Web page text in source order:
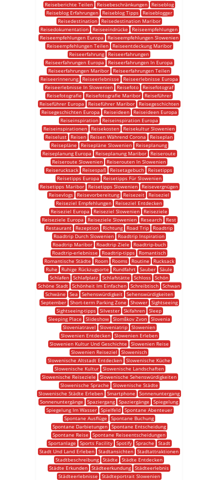
Reiseberichte Teilen
Reisebeschränkungen
Reiseblog
Reiseblog Erfahrungen
Reiseblog Tipps
Reiseblogger
Reisedestination
Reisedestination Maribor
Reisedokumentation
Reiseeindrücke
Reiseempfehlungen
Reiseempfehlungen Europa
Reiseempfehlungen Slowenien
Reiseempfehlungen Teilen
Reiseentdeckung Maribor
Reiseerfahrung
Reiseerfahrungen
Reiseerfahrungen Europa
Reiseerfahrungen In Europa
Reiseerfahrungen Maribor
Reiseerfahrungen Teilen
Reiseerinnerung
Reiseerlebnisse
Reiseerlebnisse Europa
Reiseerlebnisse In Slowenien
Reisefoto
Reisefotograf
Reisefotografie
Reisefotografie Maribor
Reiseführer
Reiseführer Europa
Reiseführer Maribor
Reisegeschichten
Reisegeschichten Europa
Reiseideen
Reiseideen Europa
Reiseinspiration
Reiseinspiration Europa
Reiseinspirationen
Reisekosten
Reisekultur Slowenien
Reiselust
Reisen Reisen Während Corona
Reiseplan
Reisepläne
Reisepläne Slowenien
Reiseplanung
Reiseplanung Europa
Reiseplanung Maribor
Reiseroute
Reiseroute Slowenien
Reiserouten In Slowenien
Reiserucksack
Reisespaß Reisetagebuch
Reisetipps
Reisetipps Europa
Reisetipps Für Slowenien
Reisetipps Maribor
Reisetipps Slowenien
Reisevergnügen
Reisevlogs
Reisevorbereitung Reisezeit
Reiseziel
Reiseziel Empfehlungen
Reiseziel Entdecken
Reiseziel Europa
Reiseziel Slowenien
Reiseziele
Reiseziele Europa
Reiseziele Slowenien Research
Rest
Restaurant
Rezeption Richtung Road Trip
Roadtrip
Roadtrip Durch Slowenien
Roadtrip Inspiration
Roadtrip Maribor
Roadtrip Ziele
Roadtrip-buch
Roadtrip-erlebnisse
Roadtrip-tipps
Romantisch
Romantische Städte
Room Rooms Routine
Rucksack
Ruhe
Ruhige Rückzugsorte Rundfahrt Sauber Säule
Schlafen Schlafplatz Schlafstätte Schloss Schön
Schöne Stadt Schönheit Im Einfachen Schreibtisch Schwan
Schwäne
Sea Sehenswürdigkeit
Sehenswürdigkeiten
September
Short-term Parking Zone Shower
Sightseeing
Sightseeing-tipps Silvester Skifahren Sleep
Sleeping Place
Slideshow Slomškov Zvon
Slovenia
Sloveniatravel
Sloveniatrip Slowenien
Slowenien Entdecken
Slowenien Erleben
Slowenien Kultur Und Geschichte
Slowenien Reise
Slowenien Reiseziel
Slowenisch
Slowenische Altstadt Entdecken Slowenische Küche
Slowenische Kultur
Slowenische Landschaften
Slowenische Reiseziele
Slowenische Sehenswürdigkeiten
Slowenische Sprache
Slowenische Städte
Slowenische Städte Erleben Smartphone
Sonnenuntergang
Sonnenuntergänge
Spaziergang Spaziergänge
Spiegelung
Spiegelung Im Wasser
Spielfeld
Spontane Abenteuer
Spontane Ausflüge
Spontane Buchung
Spontane Darbietungen
Spontane Entscheidung
Spontane Reise
Spontane Reiseentscheidungen
Sportanlage
Sports Facility Spotify Sprache
Stadt
Stadt Und Land Erleben Stadtansichten Stadtattraktionen
Stadtbeschreibung Städte
Städte Entdecken
Städte Erkunden Städteerkundung Städteerlebnis
Städteerlebnisse
Städteportrait Slowenien